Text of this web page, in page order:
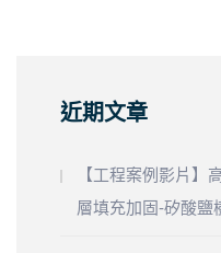
近期文章
【工程案例影片】
層填充加固-矽酸鹽